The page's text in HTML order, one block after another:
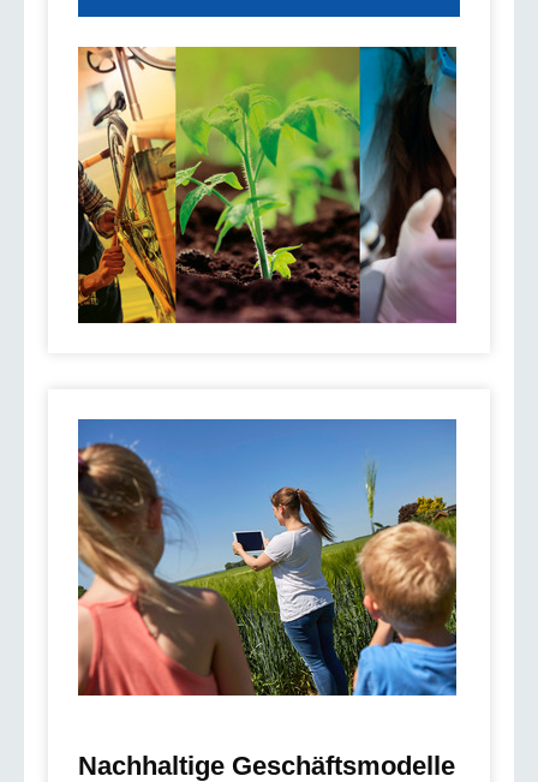
Nachhaltige Geschäftsmodelle